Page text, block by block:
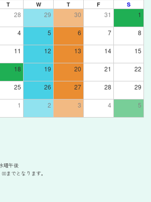
T W T F S
28 29 30 31 1
4 5 6 7 8
11 12 13 14 15
18 19 20 21 22
25 26 27 28 29
1 2 3 4 5
曜午後
までとなります。